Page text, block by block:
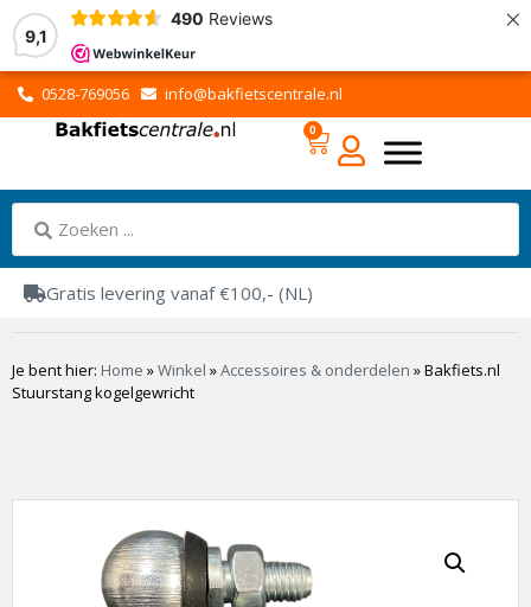
9,1
490 Reviews ×
0528-769056 info@bakfietscentrale.nl
0
Gratis levering vanaf €100,- (NL)
Je bent hier: Home »Winkel »Accessoires & onderdelen »Bakfiets.nl
Stuurstang kogelgewricht